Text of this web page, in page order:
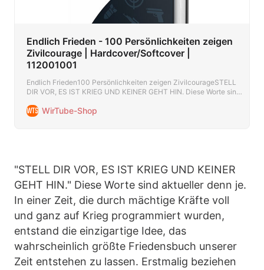
Endlich Frieden - 100 Persönlichkeiten zeigen
Zivilcourage | Hardcover/Softcover |
112001001
Endlich Frieden100 Persönlichkeiten zeigen ZivilcourageSTELL
DIR VOR, ES IST KRIEG UND KEINER GEHT HIN. Diese Worte sind
ganz auf Krieg programmiert wurden, entstand die einzigartige
WirTube-Shop
"STELL DIR VOR, ES IST KRIEG UND KEINER
GEHT HIN." Diese Worte sind aktueller denn je.
In einer Zeit, die durch mächtige Kräfte voll
und ganz auf Krieg programmiert wurden,
entstand die einzigartige Idee, das
wahrscheinlich größte Friedensbuch unserer
Zeit entstehen zu lassen. Erstmalig beziehen